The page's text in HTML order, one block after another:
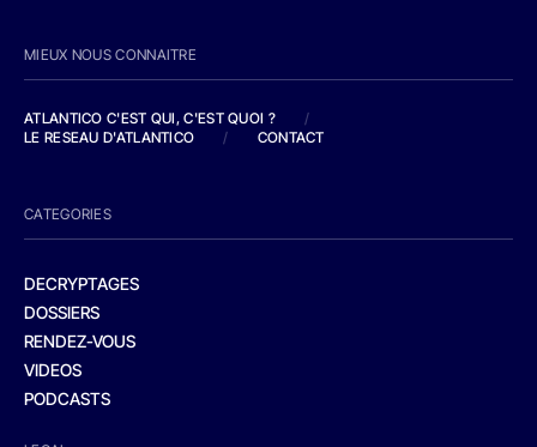
MIEUX NOUS CONNAITRE
ATLANTICO C'EST QUI, C'EST QUOI ?
/
LE RESEAU D'ATLANTICO
/ CONTACT
CATEGORIES
DECRYPTAGES
DOSSIERS
RENDEZ-VOUS
VIDEOS
PODCASTS